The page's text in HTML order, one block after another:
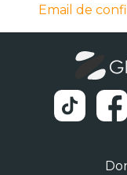
Email de